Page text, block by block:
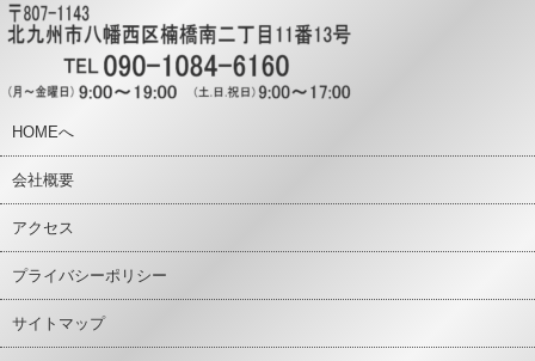
HOMEへ
会社概要
アクセス
プライバシーポリシー
サイトマップ